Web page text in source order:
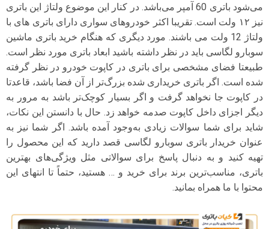
می‌شود باتری 60 آمپر می‌باشد. در کنار این موضوع ولتاژ این باتری
نیز ۱۲ ولت است. تقریبا اکثر خودروهای سواری دارای باتری های با
ولتاژ 12 ولت می باشند. مورد دیگری که هنگام خرید باتری ماشین
سوبارو لگاسی باید در نظر داشته باشید ابعاد باتری مورد نظر است.
طبیعتا فضای مشخصی برای باتری در کاپوت خودرو در نظر گرفته
شده است. اگر باتری خریداری شده بزرگ‌تر از آن فضا باشد، قاعدتا
در کاپوت جا نخواهد گرفت و اگر بسیار کوچک‌تر باشد به مرور به
دیگر اجزای داخل کاپوت صدمه خواهد زد. حال با دانستن این نکات،
شاید برای شما سوالات زیادی به‌وجود آمده باشد. اگر شما نیز به
عنوان خریدار باتری سوبارو لگاسی قصد دارید که این محصول را
تهیه کنید و به دنبال پاسخ برای سوالاتی مثل ویژگی‌های بهترین
باتری، مناسب‌ترین برند برای خرید و … هستید، حتماً تا انتهای این
محتوا با ما همراه بمانید.
نمایشگر